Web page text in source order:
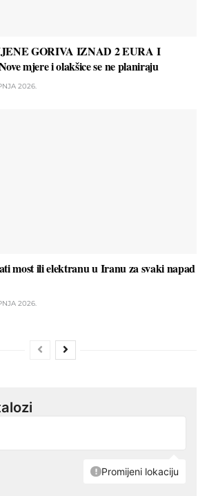
GORIVA IZNAD 2 EURA I
mjere i olakšice se ne planiraju
2026.
most ili elektranu u Iranu za svaki napad
2026.